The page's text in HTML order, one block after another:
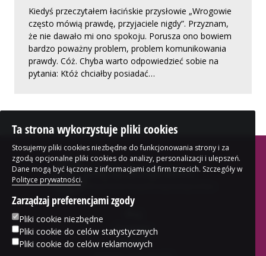
Kiedyś przeczytałem łacińskie przysłowie „Wrogowie
często mówią prawdę, przyjaciele nigdy”. Przyznam,
że nie dawało mi ono spokoju. Porusza ono bowiem
bardzo poważny problem, problem komunikowania
prawdy. Cóż. Chyba warto odpowiedzieć sobie na
pytania: Któż chciałby posiadać…
blog bp. Jerzego Samca
O autorze
Kontakt
Ta strona wykorzystuje pliki cookies
Stosujemy pliki cookies niezbędne do funkcjonowania strony i za
zgodą opcjonalne pliki cookies do analizy, personalizacji i ulepszeń.
Dane mogą być łączone z informacjami od firm trzecich. Szczegóły w
Polityce prywatności.
Zarządzaj preferencjami zgody
Pliki cookie niezbędne
Pliki cookie do celów statystycznych
Pliki cookie do celów reklamowych